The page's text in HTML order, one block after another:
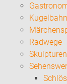
Radwege